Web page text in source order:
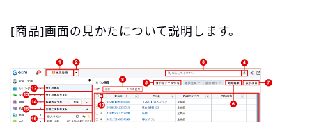
[商品]画面の見かたについて説明します。